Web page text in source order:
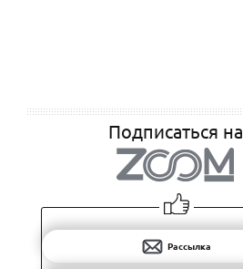
Подписаться на
Рассылка